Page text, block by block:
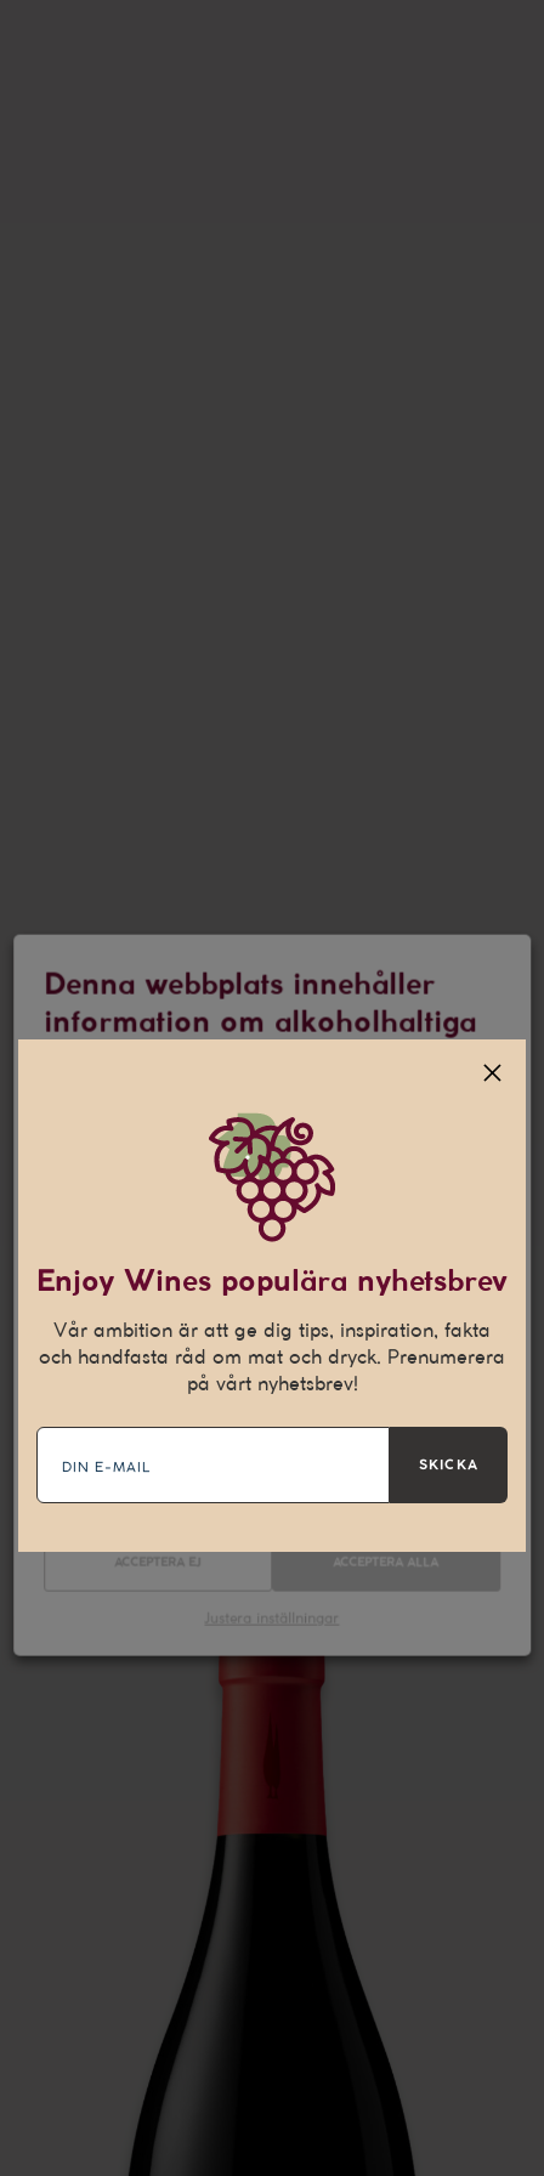
Enjoy Wines populära nyhetsbrev
Vår ambition är att ge dig tips, inspiration, fakta
och handfasta råd om mat och dryck. Prenumerera
på vårt nyhetsbrev!
E-
mail SKICKA
Denna webbplats innehåller
information om alkoholhaltiga
Jag är 25 år eller äldre
Denna webbplats använder
Den här webbplatsen använder cookies som hjälper oss att
anpassa vårt innehåll och ge dig en bättre
internetupplevelse. Vi använder även denna teknik till att
samla in statistik och för att kunna leverera personliga
annonser på andra webbplatser till dig.Läs mer
ACCEPTERA EJ ACCEPTERA ALLA
Justera inställningar